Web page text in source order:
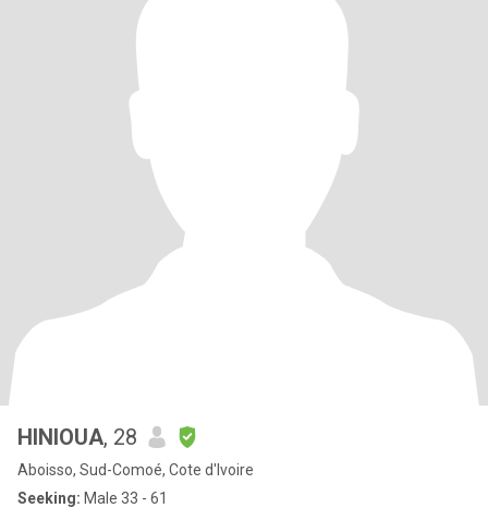
HINIOUA, 28
Aboisso, Sud-Comoé, Cote d'Ivoire
Seeking: Male 33 - 61